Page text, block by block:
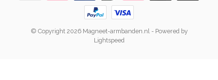
© Copyright 2026 Magneet-armbanden.nl- Powered by
Lightspeed